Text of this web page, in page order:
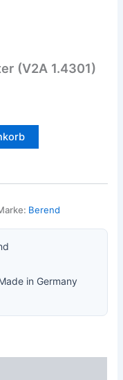
(V2A 1.4301)
Berend
in Germany